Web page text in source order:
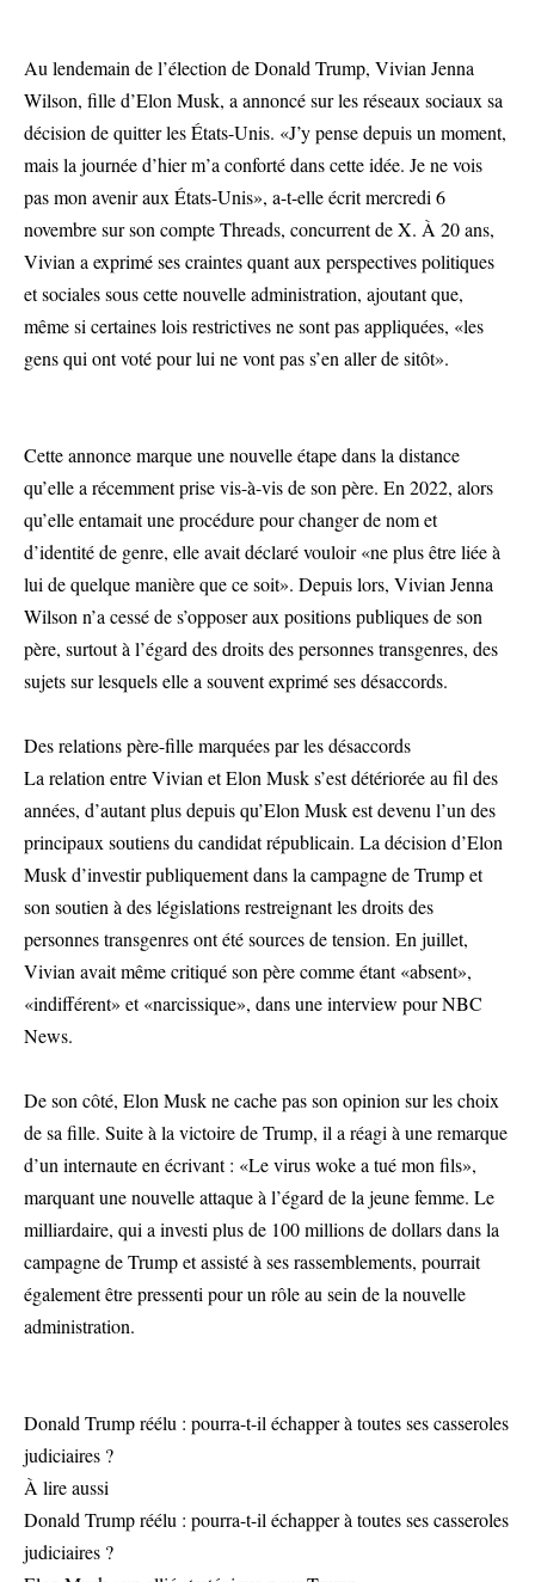
Au lendemain de l’élection de Donald Trump, Vivian Jenna
Wilson, fille d’Elon Musk, a annoncé sur les réseaux sociaux sa
décision de quitter les États-Unis. «J’y pense depuis un moment,
mais la journée d’hier m’a conforté dans cette idée. Je ne vois
pas mon avenir aux États-Unis», a-t-elle écrit mercredi 6
novembre sur son compte Threads, concurrent de X. À 20 ans,
Vivian a exprimé ses craintes quant aux perspectives politiques
et sociales sous cette nouvelle administration, ajoutant que,
même si certaines lois restrictives ne sont pas appliquées, «les
gens qui ont voté pour lui ne vont pas s’en aller de sitôt».
Cette annonce marque une nouvelle étape dans la distance
qu’elle a récemment prise vis-à-vis de son père. En 2022, alors
qu’elle entamait une procédure pour changer de nom et
d’identité de genre, elle avait déclaré vouloir «ne plus être liée à
lui de quelque manière que ce soit». Depuis lors, Vivian Jenna
Wilson n’a cessé de s’opposer aux positions publiques de son
père, surtout à l’égard des droits des personnes transgenres, des
sujets sur lesquels elle a souvent exprimé ses désaccords.
Des relations père-fille marquées par les désaccords
La relation entre Vivian et Elon Musk s’est détériorée au fil des
années, d’autant plus depuis qu’Elon Musk est devenu l’un des
principaux soutiens du candidat républicain. La décision d’Elon
Musk d’investir publiquement dans la campagne de Trump et
son soutien à des législations restreignant les droits des
personnes transgenres ont été sources de tension. En juillet,
Vivian avait même critiqué son père comme étant «absent»,
«indifférent» et «narcissique», dans une interview pour NBC
News.
De son côté, Elon Musk ne cache pas son opinion sur les choix
de sa fille. Suite à la victoire de Trump, il a réagi à une remarque
d’un internaute en écrivant : «Le virus woke a tué mon fils»,
marquant une nouvelle attaque à l’égard de la jeune femme. Le
milliardaire, qui a investi plus de 100 millions de dollars dans la
campagne de Trump et assisté à ses rassemblements, pourrait
également être pressenti pour un rôle au sein de la nouvelle
administration.
Donald Trump réélu : pourra-t-il échapper à toutes ses casseroles
judiciaires ?
À lire aussi
Donald Trump réélu : pourra-t-il échapper à toutes ses casseroles
judiciaires ?